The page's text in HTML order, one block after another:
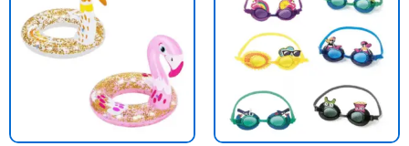
era:
$ 19.500,00.
variantes.
opciones
se
se